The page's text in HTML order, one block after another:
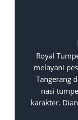
Royal
melayani
Tangerang
nasi
karakter.